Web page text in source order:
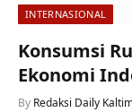
INTERNASIONAL
Konsumsi
Ekonomi
By Redaksi Daily